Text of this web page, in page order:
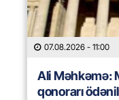
07.08.2026 - 11:00
Ali Məhkəmə:
qonorarı